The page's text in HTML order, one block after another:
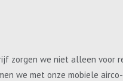
zorgen we niet alleen voor
we met onze mobiele